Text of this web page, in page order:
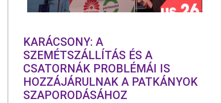
KARÁCSONY: A
SZEMÉTSZÁLLÍTÁS ÉS A
CSATORNÁK PROBLÉMÁI IS
HOZZÁJÁRULNAK A PATKÁNYOK
SZAPORODÁSÁHOZ